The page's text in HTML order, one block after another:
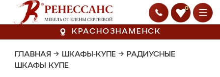
0
КРАСНОЗНАМЕНСК
ГЛАВНАЯ → ШКАФЫ-КУПЕ → РАДИУСНЫЕ
ШКАФЫ КУПЕ